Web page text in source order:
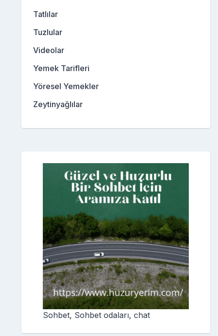
Tatlılar
Tuzlular
Videolar
Yemek Tarifleri
Yöresel Yemekler
Zeytinyağlılar
Sohbet, Sohbet odaları, chat